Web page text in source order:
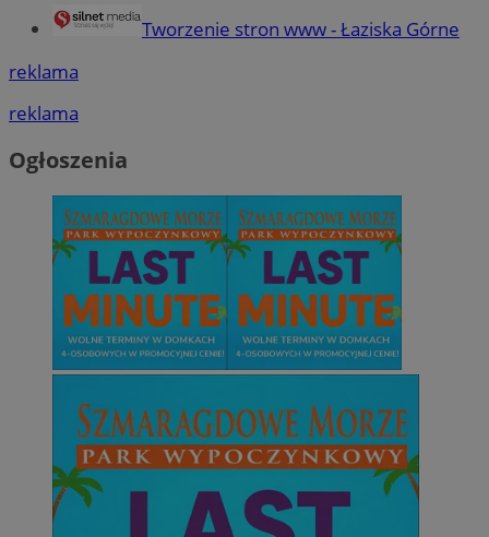
Tworzenie stron www - Łaziska Górne
reklama
reklama
Ogłoszenia